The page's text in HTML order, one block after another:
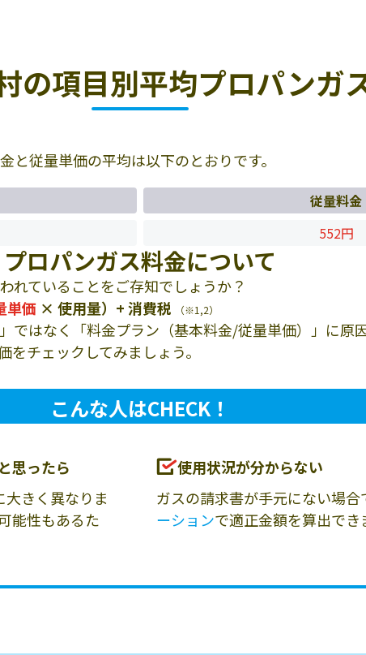
の項目別平均プロパンガ
従量単価の平均は以下のとおりです。
従量料金
552円
プロパンガス料金について
れていることをご存知でしょうか？
単価 × 使用量）+ 消費税 （※1,2）
ではなく「料金プラン（基本料金/従量単価）」に原
チェックしてみましょう。
こんな人はCHECK！
思ったら
きく異なりま
能性もあるた
使用状況が分からない
ガスの請求書が手元にない場合
ーションで適正金額を算出でき